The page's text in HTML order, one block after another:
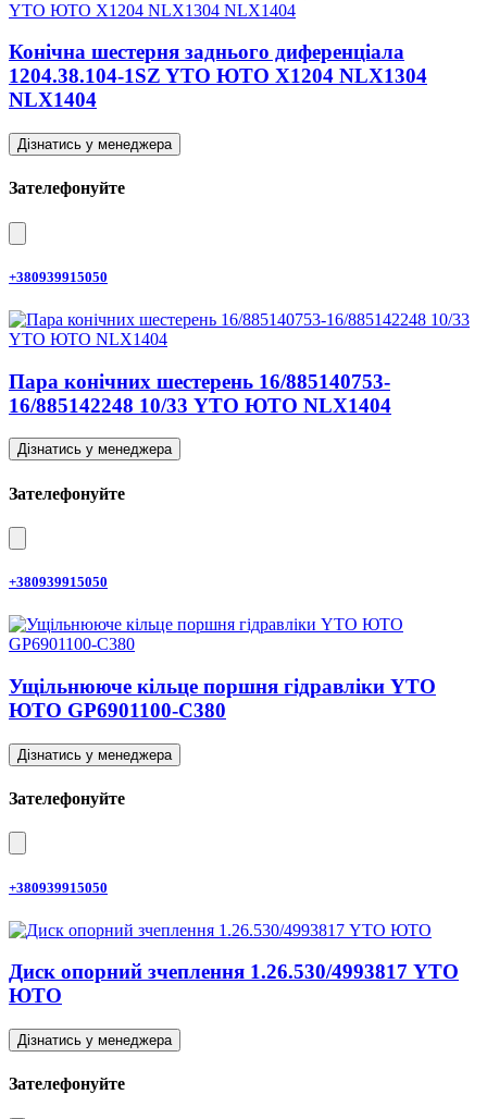
Конічна шестерня заднього диференціала
1204.38.104-1SZ YTO ЮТО X1204 NLX1304
NLX1404
Дізнатись у менеджера
Зателефонуйте
+380939915050
Пара конічних шестерень 16/885140753-
16/885142248 10/33 YTO ЮТО NLX1404
Дізнатись у менеджера
Зателефонуйте
+380939915050
Ущільнююче кільце поршня гідравліки YTO
ЮТО GP6901100-C380
Дізнатись у менеджера
Зателефонуйте
+380939915050
Диск опорний зчеплення 1.26.530/4993817 YTO
ЮТО
Дізнатись у менеджера
Зателефонуйте